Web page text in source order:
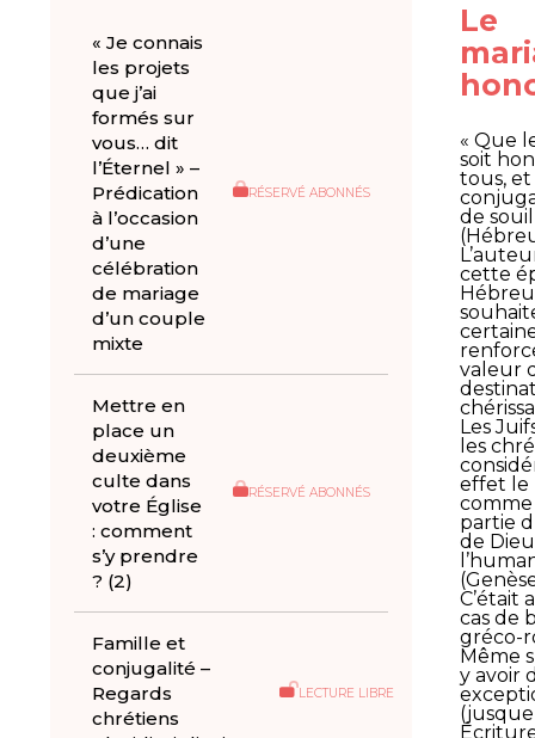
« Je connais
les projets
que j’ai
formés sur
vous… dit
l’Éternel » –
Prédication
à l’occasion
d’une
célébration
de mariage
d’un couple
mixte
RÉSERVÉ ABONNÉS
Mettre en
place un
deuxième
culte dans
votre Église
: comment
s’y prendre
? (2)
RÉSERVÉ ABONNÉS
Famille et
conjugalité –
Regards
chrétiens
LECTURE LIBRE
Le
« Que
soit
tous,
de
cette
valeur
Les
les
effet le
comme
partie
de
C’était
cas de
gréco-
Même
y avoir